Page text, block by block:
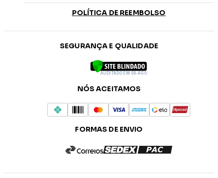
POLÍTICA DE REEMBOLSO
SEGURANÇA E QUALIDADE
AUDITADO EM 08-AGO
NÓS ACEITAMOS
FORMAS DE ENVIO